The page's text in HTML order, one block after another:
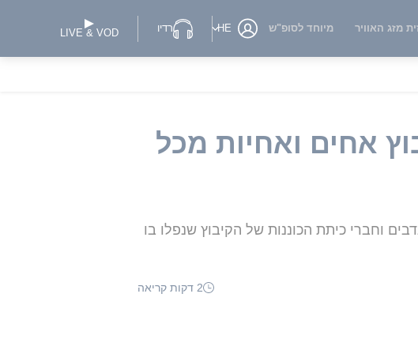
מזג האוויר מיוחד לסופ"ש HE רדיו LIVE & VOD
אחים ואחיות מכל
המתנדבים וחברי כיתת הכוננות של הקיבוץ שנפלו בו
2 דקות קריאה